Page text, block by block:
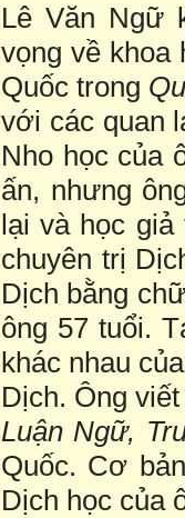
Lê Văn Ngữ
vọng về khoa
Quốc trong
với các quan
Nho học của
ấn, nhưng
lại và học giả
chuyên trị
Dịch bằng
ông 57 tuổi.
khác nhau
Dịch. Ông
Luận Ngữ,
Quốc. Cơ
Dịch học của